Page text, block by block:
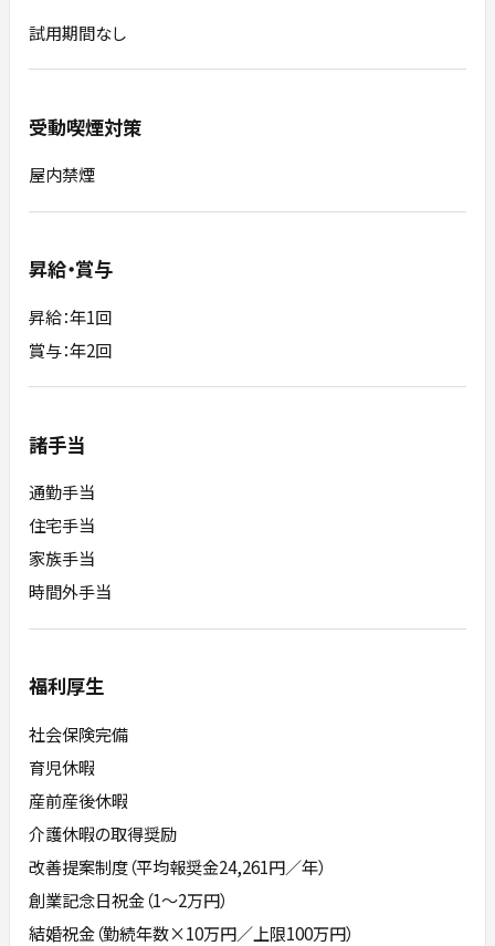
試用期間なし
受動喫煙対策
屋内禁煙
昇給・賞与
昇給：年1回
賞与：年2回
諸手当
通勤手当
住宅手当
家族手当
時間外手当
福利厚生
社会保険完備
育児休暇
産前産後休暇
介護休暇の取得奨励
改善提案制度（平均報奨金24,261円／年）
創業記念日祝金（1～2万円）
結婚祝金（勤続年数×10万円／上限100万円）